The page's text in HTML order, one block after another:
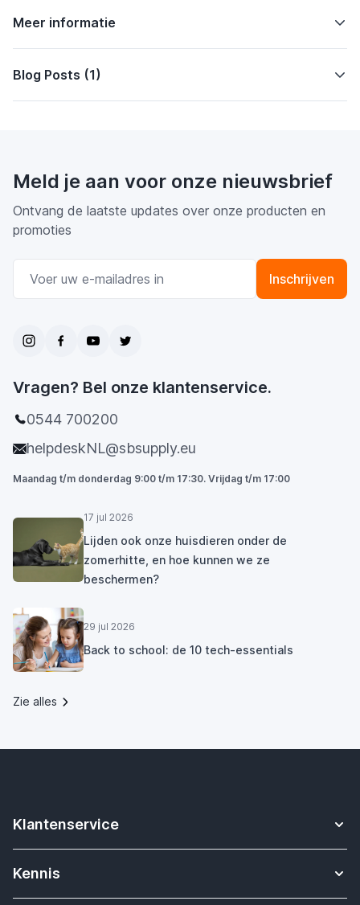
Meer informatie
Blog Posts (1)
Meld je aan voor onze nieuwsbrief
Ontvang de laatste updates over onze producten en
promoties
Inschrijven
Vragen? Bel onze klantenservice.
0544 700200
helpdeskNL@sbsupply.eu
Maandag t/m donderdag 9:00 t/m 17:30. Vrijdag t/m 17:00
17 jul 2026
Lijden ook onze huisdieren onder de
zomerhitte, en hoe kunnen we ze
beschermen?
29 jul 2026
Back to school: de 10 tech-essentials
Zie alles
Klantenservice
Contact
Kennis